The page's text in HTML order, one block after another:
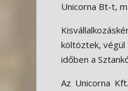
Unicorna Bt-t,
költöztek,
időben a
Az Unicorna